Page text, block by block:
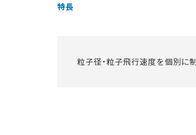
特長
粒子径・粒子飛行速度を個別に